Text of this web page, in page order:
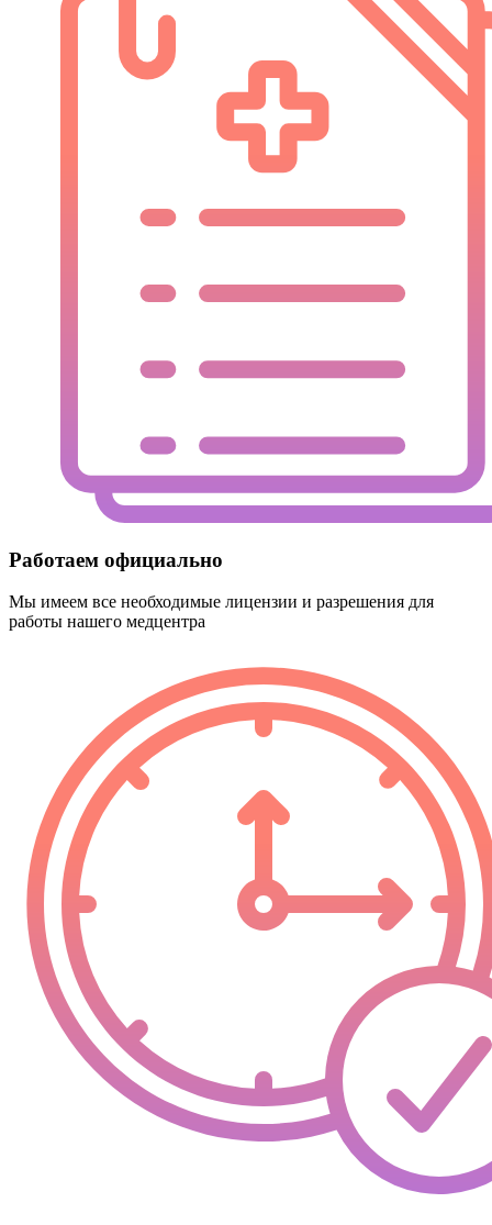
Работаем официально
Мы имеем все необходимые лицензии и разрешения для
работы нашего медцентра